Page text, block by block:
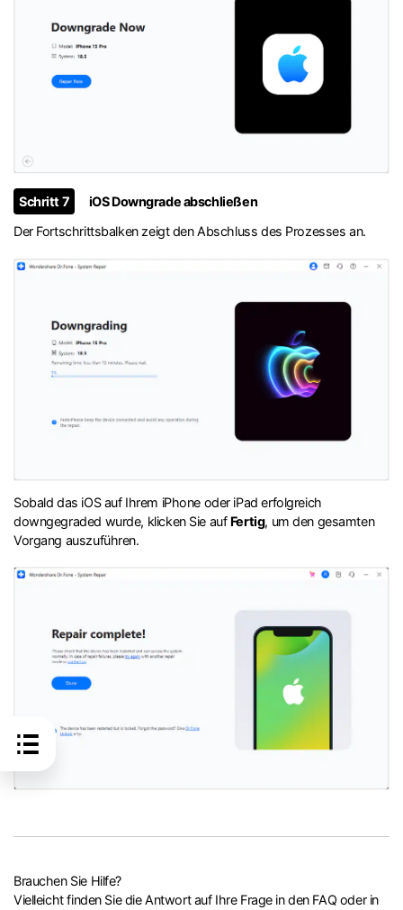
Schritt 7
iOS Downgrade abschließen
Der Fortschrittsbalken zeigt den Abschluss des Prozesses an.
Sobald das iOS auf Ihrem iPhone oder iPad erfolgreich
downgegraded wurde, klicken Sie auf Fertig, um den gesamten
Vorgang auszuführen.
Brauchen Sie Hilfe?
Vielleicht finden Sie die Antwort auf Ihre Frage in den FAQ oder in